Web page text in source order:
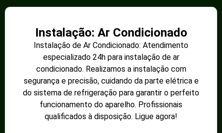
Instalação: Ar Condicionado
Instalação de Ar Condicionado: Atendimento
especializado 24h para instalação de ar
condicionado. Realizamos a instalação com
segurança e precisão, cuidando da parte elétrica e
do sistema de refrigeração para garantir o perfeito
funcionamento do aparelho. Profissionais
qualificados à disposição. Ligue agora!